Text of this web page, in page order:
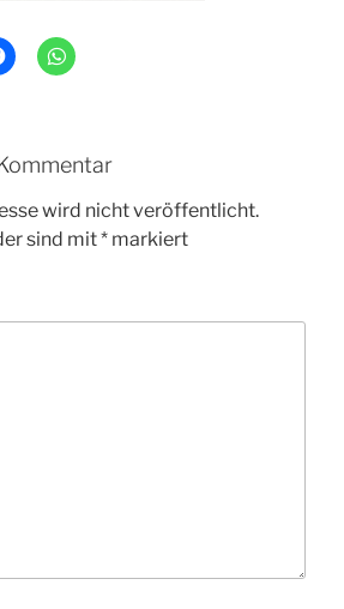
wird nicht veröffentlicht.
sind mit* markiert